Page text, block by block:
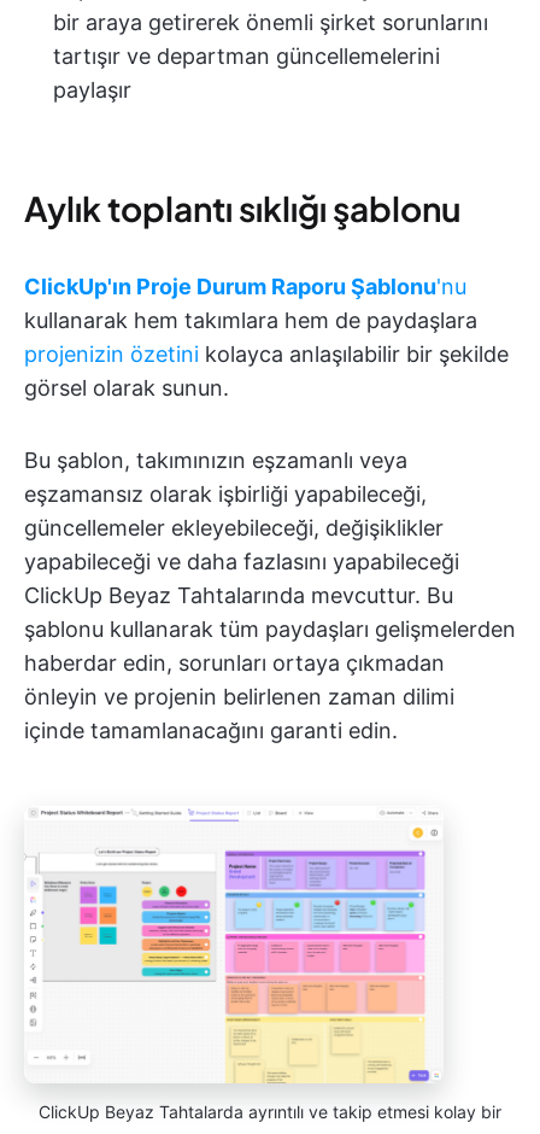
bir araya getirerek önemli şirket sorunlarını
tartışır ve departman güncellemelerini
paylaşır
Aylık toplantı sıklığı şablonu
ClickUp'ın Proje Durum Raporu Şablonu'nu
kullanarak hem takımlara hem de paydaşlara
projenizin özetini kolayca anlaşılabilir bir şekilde
görsel olarak sunun.
Bu şablon, takımınızın eşzamanlı veya
eşzamansız olarak işbirliği yapabileceği,
güncellemeler ekleyebileceği, değişiklikler
yapabileceği ve daha fazlasını yapabileceği
ClickUp Beyaz Tahtalarında mevcuttur. Bu
şablonu kullanarak tüm paydaşları gelişmelerden
haberdar edin, sorunları ortaya çıkmadan
önleyin ve projenin belirlenen zaman dilimi
içinde tamamlanacağını garanti edin.
ClickUp Beyaz Tahtalarda ayrıntılı ve takip etmesi kolay bir